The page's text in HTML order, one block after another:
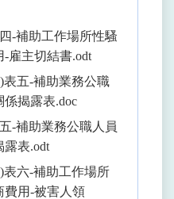
-補助工作場所性騷
雇主切結書.odt
表五-補助業務公職
係揭露表.doc
-補助業務公職人員
露表.odt
表六-補助工作場所
費用-被害人領